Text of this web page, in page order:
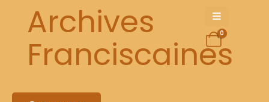
Archives
Franciscaines
0